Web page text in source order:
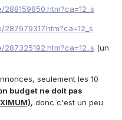
(un
seulement les 10
budget ne doit pas
, donc c'est un peu